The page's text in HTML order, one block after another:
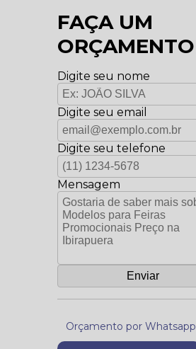
FAÇA UM
ORÇAMENTO
Digite seu nome
Digite seu email
Digite seu telefone
Mensagem
Orçamento por Whatsapp